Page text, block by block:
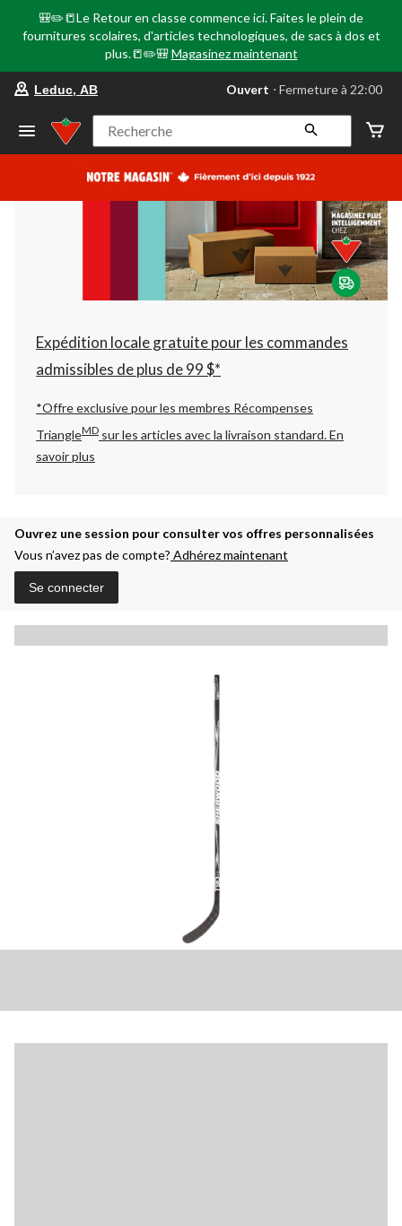
🎒✏️📒Le Retour en classe commence ici. Faites le plein de
fournitures scolaires, d'articles technologiques, de sacs à dos et
plus.📒✏️🎒 Magasinez maintenant
votre
préféré
Leduc,
AB,
courament
Fermeture
à
22:00
cliquer
pour
changer
Leduc, AB Ouvert ⋅ Fermeture à 22:00
Recherche
Expédition locale gratuite pour les commandes
admissibles de plus de 99 $*
*Offre exclusive pour les membres Récompenses
TriangleMD sur les articles avec la livraison standard.En
savoir plus
Ouvrez une session pour consulter vos offres personnalisées
Vous n’avez pas de compte? Adhérez maintenant
Se connecter